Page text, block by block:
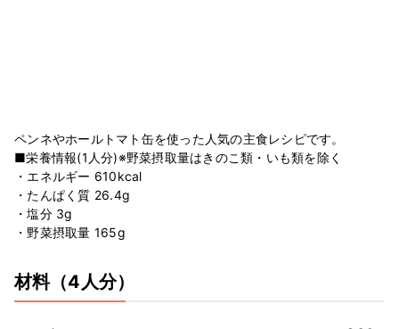
ペンネやホールトマト缶を使った人気の主食レシピです。
■栄養情報(1人分)※野菜摂取量はきのこ類・いも類を除く
・エネルギー 610kcal
・たんぱく質 26.4g
・塩分 3g
・野菜摂取量 165g
材料（4人分）